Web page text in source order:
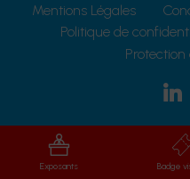
Mentions Légales
Politique de
Protection
Exposants Badge